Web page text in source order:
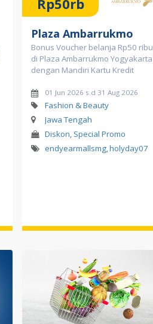
Rp50rb
Plaza Ambarrukmo
Bonus Voucher belanja Rp50 ribu
di Plaza Ambarrukmo Yogyakarta
dengan Mandiri Kartu Kredit
01 Jun 2026 s.d 31 Aug 2026
Fashion & Beauty
Jawa Tengah
Diskon, Special Promo
endyearmallsmg,holyday07